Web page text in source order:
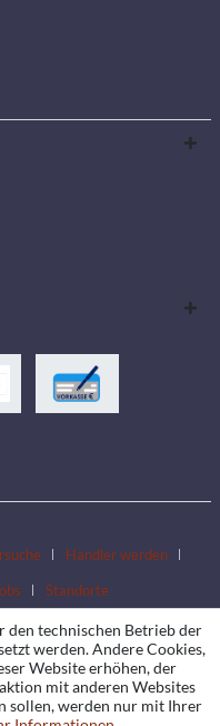
Händler werden
Standorte
den technischen Betrieb der
werden. Andere Cookies,
Website erhöhen, der
mit anderen Websites
sollen, werden nur mit Ihrer